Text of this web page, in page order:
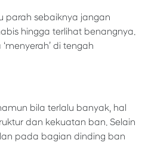
parah sebaiknya jangan
hingga terlihat benangnya.
di tengah
bila terlalu banyak, hal
dan kekuatan ban. Selain
pada bagian dinding ban